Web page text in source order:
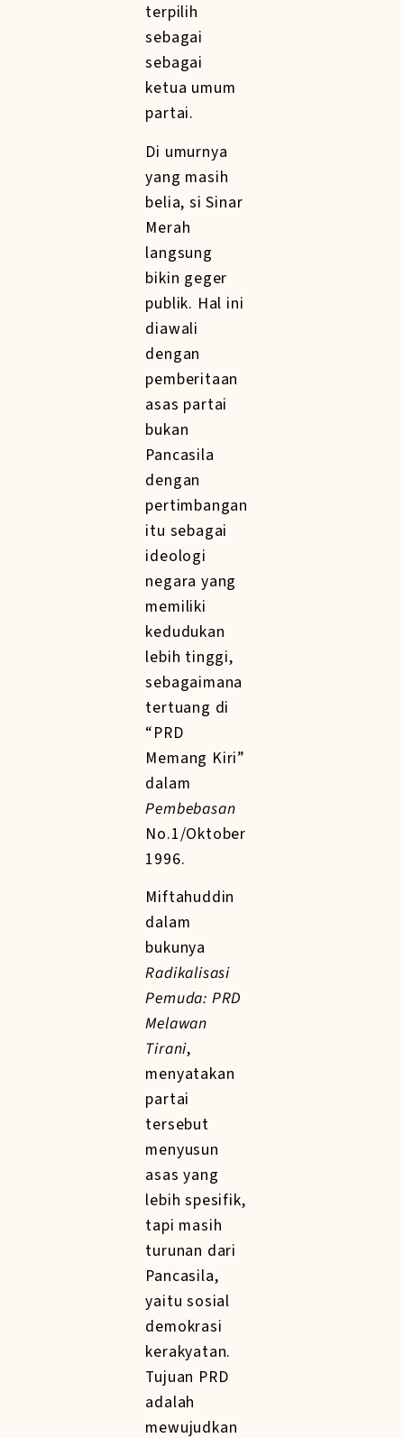
terpilih
sebagai
sebagai
ketua umum
partai.
Di umurnya
yang masih
belia, si Sinar
Merah
langsung
bikin geger
publik. Hal ini
diawali
dengan
pemberitaan
asas partai
bukan
Pancasila
dengan
pertimbangan
itu sebagai
ideologi
negara yang
memiliki
kedudukan
lebih tinggi,
sebagaimana
tertuang di
“PRD
Memang Kiri”
dalam
Pembebasan
No.1/Oktober
1996.
Miftahuddin
dalam
bukunya
Radikalisasi
Pemuda: PRD
Melawan
Tirani,
menyatakan
partai
tersebut
menyusun
asas yang
lebih spesifik,
tapi masih
turunan dari
Pancasila,
yaitu sosial
demokrasi
kerakyatan.
Tujuan PRD
adalah
mewujudkan